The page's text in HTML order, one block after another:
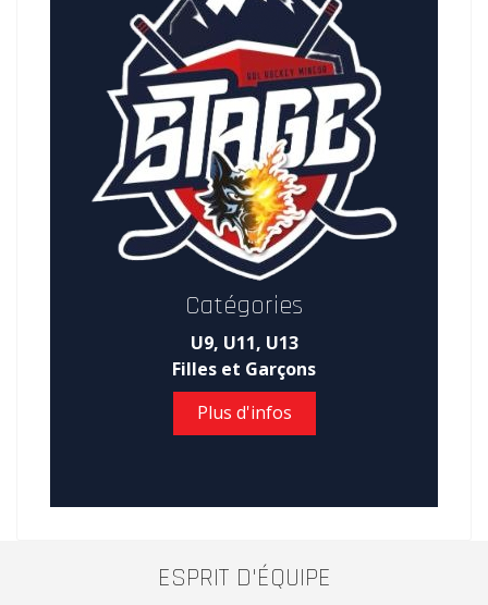
Catégories
U9, U11, U13
Filles et Garçons
Plus d'infos
ESPRIT D'ÉQUIPE